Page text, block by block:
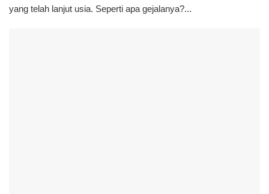
yang telah lanjut usia. Seperti apa gejalanya?...